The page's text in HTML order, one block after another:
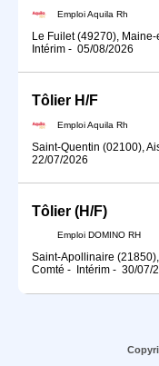
Emploi Aquila Rh
Le Fuilet (49270),
Intérim - 05/08/2026
Tôlier H/F
Emploi Aquila Rh
Saint-Quentin (02100),
22/07/2026
Tôlier (H/F)
Emploi DOMINO RH
Saint-Apollinaire
Comté - Intérim - 30/07/